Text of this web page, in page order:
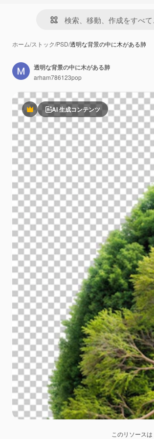
ホーム/ストック/PSD/透明な背景の中に木がある肺
PremiumAI 生成コンテンツ
このリソースは
透明な背景の中に木がある肺
arham786123pop